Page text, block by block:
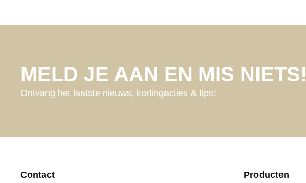
MELD JE AAN EN MIS NIETS!
Ontvang het laatste nieuws, kortingacties & tips!
Contact Producten